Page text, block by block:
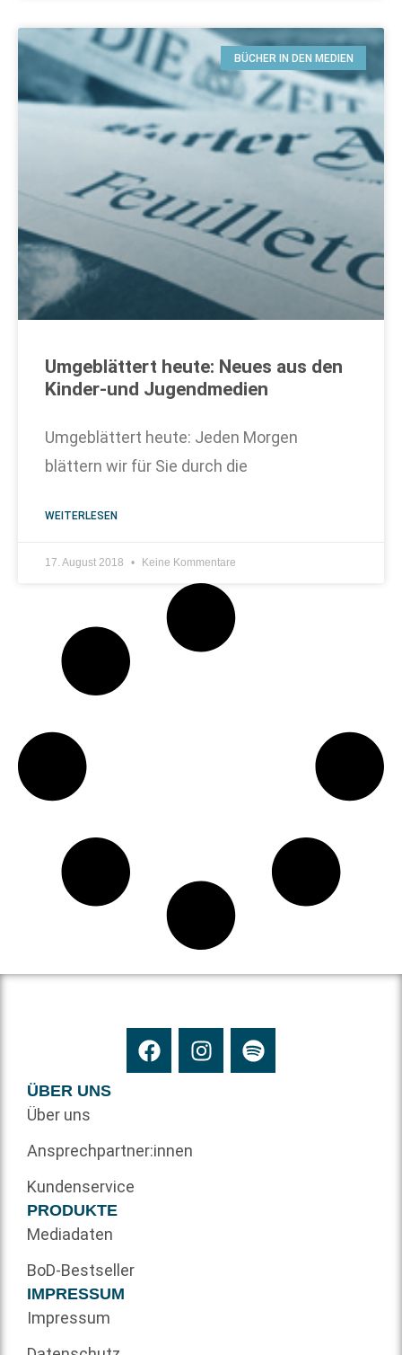
BÜCHER IN DEN MEDIEN
Umgeblättert heute: Neues aus den
Kinder-und Jugendmedien
Umgeblättert heute: Jeden Morgen
blättern wir für Sie durch die
WEITERLESEN
17. August 2018 Keine Kommentare
ÜBER UNS
Über uns
Ansprechpartner:innen
Kundenservice
PRODUKTE
Mediadaten
BoD-Bestseller
IMPRESSUM
Impressum